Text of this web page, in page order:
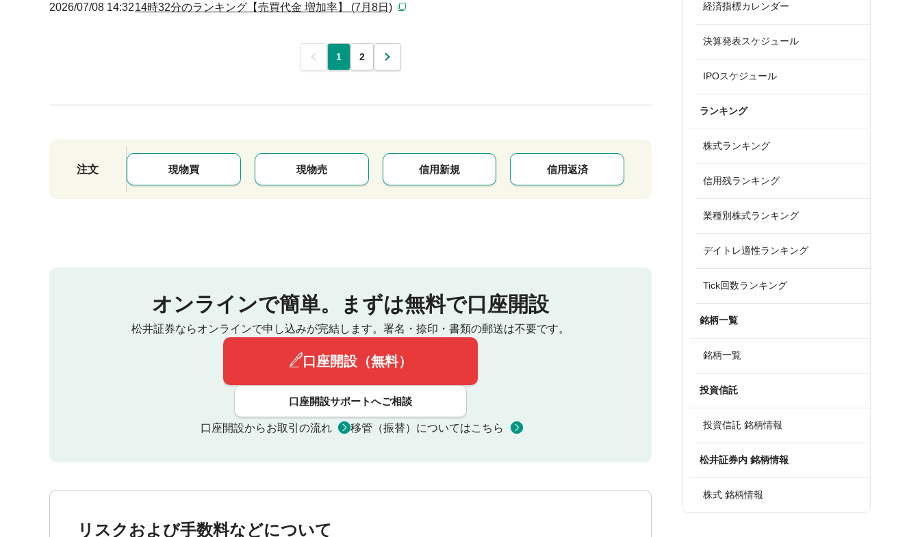
2026/07/08 14:3214時32分のランキング【売買代金 増加率】 (7月8日)
前 1 2 次
注文 現物買 現物売 信用新規 信用返済
オンラインで簡単。 まずは無料で口座開設
松井証券ならオンラインで申し込みが完結します。 署名・捺印・書類の郵送は不要です。
口座開設（無料）
口座開設サポートへご相談
口座開設からお取引の流れ 移管（振替）についてはこちら
リスクおよび手数料などについて
経済指標カレンダー
決算発表スケジュール
IPOスケジュール
ランキング
株式ランキング
信用残ランキング
業種別株式ランキング
デイトレ適性ランキング
Tick回数ランキング
銘柄一覧
銘柄一覧
投資信託
投資信託 銘柄情報
松井証券内 銘柄情報
株式 銘柄情報